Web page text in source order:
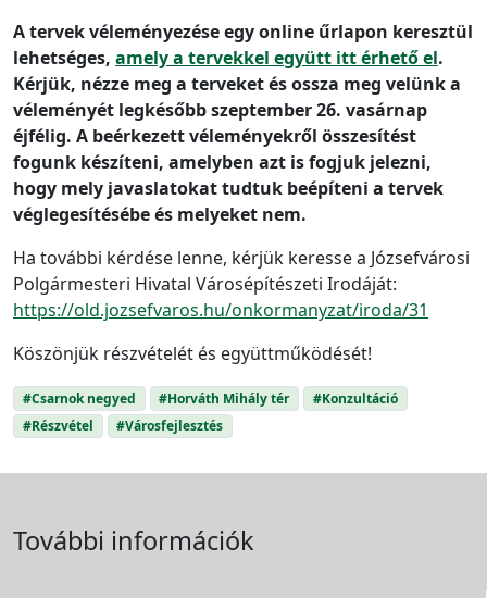
A tervek véleményezése egy online űrlapon keresztül
lehetséges, amely a tervekkel együtt itt érhető el.
Kérjük, nézze meg a terveket és ossza meg velünk a
véleményét legkésőbb szeptember 26. vasárnap
éjfélig. A beérkezett véleményekről összesítést
fogunk készíteni, amelyben azt is fogjuk jelezni,
hogy mely javaslatokat tudtuk beépíteni a tervek
véglegesítésébe és melyeket nem.
Ha további kérdése lenne, kérjük keresse a Józsefvárosi
Polgármesteri Hivatal Városépítészeti Irodáját:
https://old.jozsefvaros.hu/onkormanyzat/iroda/31
Köszönjük részvételét és együttműködését!
#Csarnok negyed #Horváth Mihály tér
#Konzultáció
#Részvétel
#Városfejlesztés
További információk